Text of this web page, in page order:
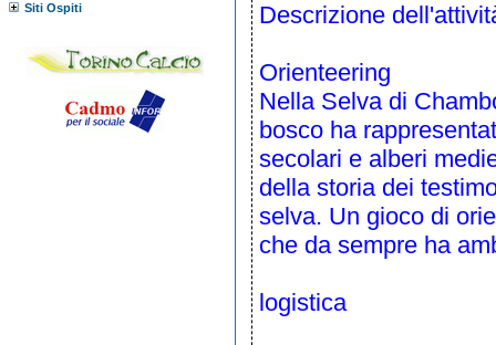
Siti Ospiti Descrizione
Orienteering
Nella Selva di
bosco ha
secolari e alberi
della storia dei
selva. Un gioco di
che da sempre ha
logistica